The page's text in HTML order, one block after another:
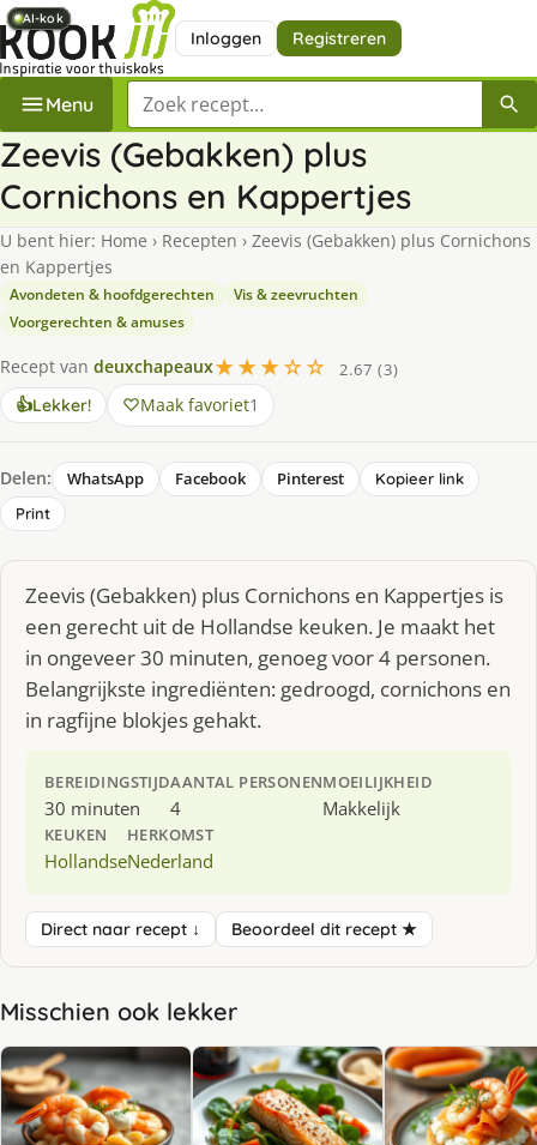
Inloggen Registreren
Menu Zoek een recept
Zeevis (Gebakken) plus
Cornichons en Kappertjes
U bent hier: Home › Recepten › Zeevis (Gebakken) plus Cornichons
en Kappertjes
Avondeten & hoofdgerechten
Vis & zeevruchten
Voorgerechten & amuses
Recept van deuxchapeaux★★★☆☆
2.67 (3)
👍Lekker! Maak favoriet1
Delen: WhatsApp Facebook Pinterest
Kopieer link
Print
Zeevis (Gebakken) plus Cornichons en Kappertjes is
een gerecht uit de Hollandse keuken. Je maakt het
in ongeveer 30 minuten, genoeg voor 4 personen.
Belangrijkste ingrediënten: gedroogd, cornichons en
in ragfijne blokjes gehakt.
BEREIDINGSTIJD
30 minuten
AANTAL PERSONEN
4
MOEILIJKHEID
Makkelijk
KEUKEN
Hollandse
HERKOMST
Nederland
Direct naar recept ↓ Beoordeel dit recept ★
Misschien ook lekker
AI-kok
AI-kok
AI-kok
AI-kok
AI-kok